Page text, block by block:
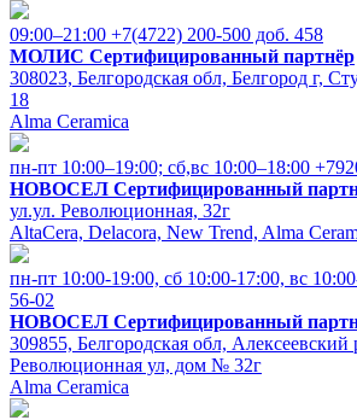
09:00–21:00 +7(4722) 200-500 доб. 458
МОЛИС Сертифицированный партнёр
308023, Белгородская обл, Белгород г,
18
Alma Ceramica
пн-пт 10:00–19:00; сб,вс 10:00–18:00
НОВОСЕЛ Сертифицированный
ул.ул. Революционная, 32г
AltaCera, Delacora, New Trend, Alma
пн-пт 10:00-19:00, cб 10:00-17:00, вс
56-02
НОВОСЕЛ Сертифицированный
309855, Белгородская обл, Алексеевский
Революционная ул, дом № 32г
Alma Ceramica